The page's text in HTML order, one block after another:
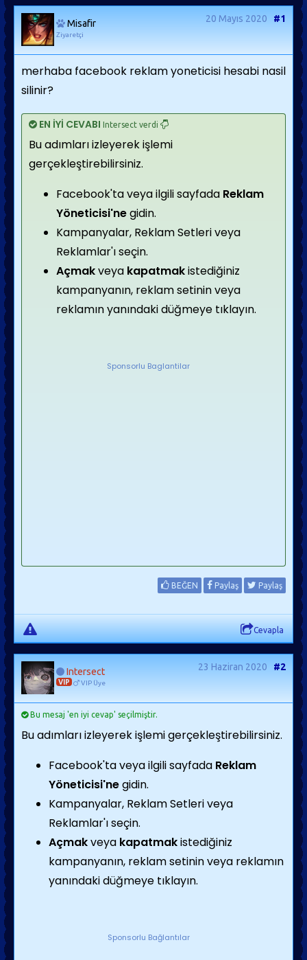
Misafir
Ziyaretçi
20 Mayıs 2020 #1
merhaba facebook reklam yoneticisi hesabi nasil
silinir?
EN İYİ CEVABI Intersect verdi
Bu adımları izleyerek işlemi
gerçekleştirebilirsiniz.
Facebook'ta veya ilgili sayfada Reklam
Yöneticisi'negidin.
Kampanyalar, Reklam Setleri veya
Reklamlar'ı seçin.
Açmakveya kapatmakistediğiniz
kampanyanın, reklam setinin veya
reklamın yanındaki düğmeye tıklayın.
Sponsorlu Baglantilar
BEĞEN Paylaş Paylaş
Cevapla
Intersect
VIP VIP Üye
23 Haziran 2020 #2
Bu mesaj 'en iyi cevap' seçilmiştir.
Bu adımları izleyerek işlemi gerçekleştirebilirsiniz.
Facebook'ta veya ilgili sayfada Reklam
Yöneticisi'negidin.
Kampanyalar, Reklam Setleri veya
Reklamlar'ı seçin.
Açmakveya kapatmakistediğiniz
kampanyanın, reklam setinin veya reklamın
yanındaki düğmeye tıklayın.
Sponsorlu Bağlantılar